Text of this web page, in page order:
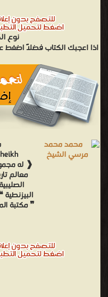
نوع
اذا اعجبك الكتاب فضلاً اضغط
❰ له
معالم
❞ مكتبة